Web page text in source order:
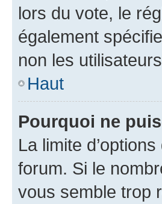
lors du vote, le
également
non les
Haut
Pourquoi ne
La limite
forum. Si le
vous semble trop